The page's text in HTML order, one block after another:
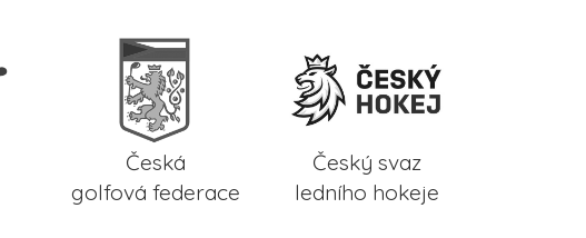
Česká
golfová federace
Český svaz
ledního hokeje